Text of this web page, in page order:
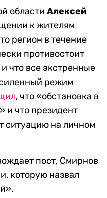
области Алексей
к жителям
регион в течение
противостоит
что все экстренные
режим
, что «обстановка в
и что президент
ситуацию на личном
пост, Смирнов
которую назвал